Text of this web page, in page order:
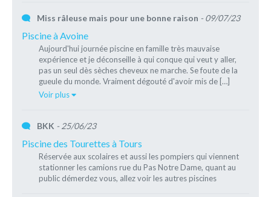
Miss râleuse mais pour une bonne raison - 09/07/23
Piscine à Avoine
Aujourd'hui journée piscine en famille très mauvaise
expérience et je déconseille à qui conque qui veut y aller,
pas un seul dès sèches cheveux ne marche. Se foute de la
gueule du monde. Vraiment dégouté d'avoir mis de […]
Voir plus
BKK - 25/06/23
Piscine des Tourettes à Tours
Réservée aux scolaires et aussi les pompiers qui viennent
stationner les camions rue du Pas Notre Dame, quant au
public démerdez vous, allez voir les autres piscines